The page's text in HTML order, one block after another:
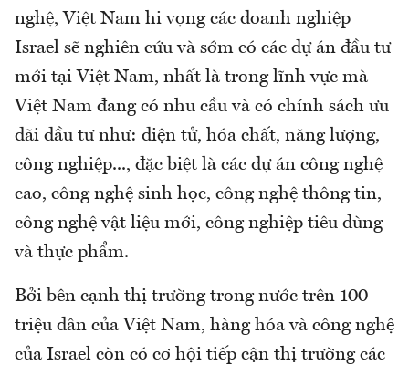
nghệ, Việt Nam hi vọng các doanh nghiệp
Israel sẽ nghiên cứu và sớm có các dự án đầu tư
mới tại Việt Nam, nhất là trong lĩnh vực mà
Việt Nam đang có nhu cầu và có chính sách ưu
đãi đầu tư như: điện tử, hóa chất, năng lượng,
công nghiệp..., đặc biệt là các dự án công nghệ
cao, công nghệ sinh học, công nghệ thông tin,
công nghệ vật liệu mới, công nghiệp tiêu dùng
và thực phẩm.
Bởi bên cạnh thị trường trong nước trên 100
triệu dân của Việt Nam, hàng hóa và công nghệ
của Israel còn có cơ hội tiếp cận thị trường các